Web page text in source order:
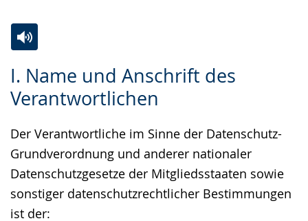
angezeigt.
I. Name und Anschrift des
Verantwortlichen
Der Verantwortliche im Sinne der Datenschutz-
Grundverordnung und anderer nationaler
Datenschutzgesetze der Mitgliedsstaaten sowie
sonstiger datenschutzrechtlicher Bestimmungen
ist der:
Leichten
Sprache
Audio-
Unterstützung.
Video
in
Gebärdensprache
wird
angezeigt.